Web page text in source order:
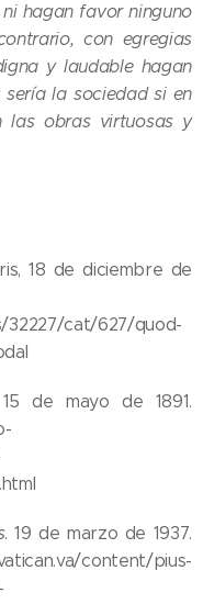
hagan favor ninguno
con egregias
y laudable hagan
la sociedad si en
las obras virtuosas y
18 de diciembre de
32227/cat/627/quod-
de mayo de 1891.
. 19 de marzo de 1937.
content/pius-